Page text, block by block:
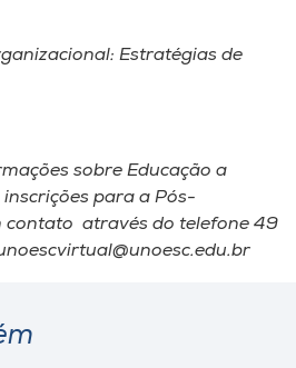
Estratégias de
sobre Educação a
para a Pós-
contato através do telefone 49